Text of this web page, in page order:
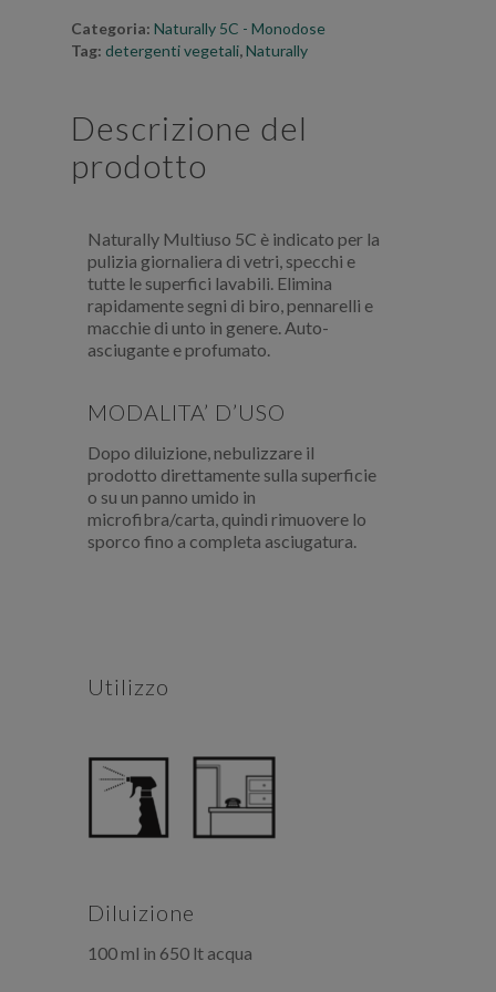
Categoria:Naturally 5C - Monodose
Tag: detergenti vegetali,Naturally
Descrizione del
prodotto
Naturally Multiuso 5C è indicato per la
pulizia giornaliera di vetri, specchi e
tutte le superfici lavabili. Elimina
rapidamente segni di biro, pennarelli e
macchie di unto in genere. Auto-
asciugante e profumato.
MODALITA’ D’USO
Dopo diluizione, nebulizzare il
prodotto direttamente sulla superficie
o su un panno umido in
microfibra/carta, quindi rimuovere lo
sporco fino a completa asciugatura.
Utilizzo
Diluizione
100 ml in 650 lt acqua